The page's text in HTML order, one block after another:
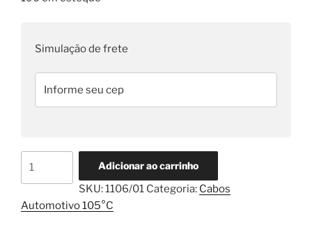
Simulação de frete
TC
Adicionar ao carrinho
SKU:1106/01 Categoria: Cabos
Automotivo 105°C